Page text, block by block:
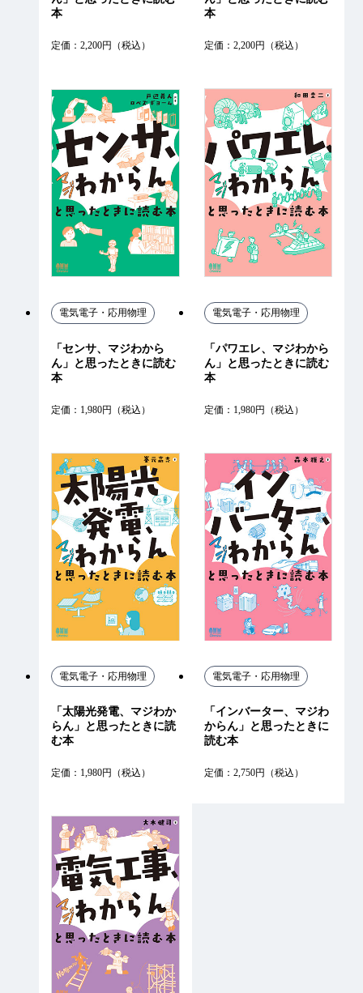
本
定価：2,200円（税込）
本
定価：2,200円（税込）
「センサ、マジわから
ん」と思ったときに読む
本
電気電子・応用物理
定価：1,980円（税込）
「パワエレ、マジわから
ん」と思ったときに読む
本
電気電子・応用物理
定価：1,980円（税込）
「太陽光発電、マジわか
らん」と思ったときに読
む本
電気電子・応用物理
定価：1,980円（税込）
「インバーター、マジわ
からん」と思ったときに
読む本
電気電子・応用物理
定価：2,750円（税込）